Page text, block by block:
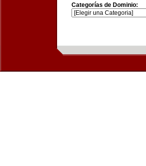
Categorías de Dominio: